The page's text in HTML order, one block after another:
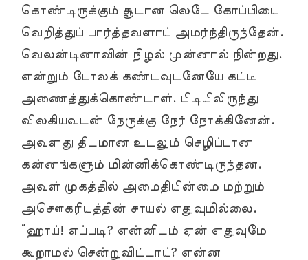
கொண்டிருக்கும் சூடான லெடே கோப்பியை
வெறித்துப் பார்த்தவளாய் அமர்ந்திருந்தேன்.
வெலன்டினாவின் நிழல் முன்னால் நின்றது.
என்றும் போலக் கண்டவுடனேயே கட்டி
அணைத்துக்கொண்டாள். பிடியிலிருந்து
விலகியவுடன் நேருக்கு நேர் நோக்கினேன்.
அவளது திடமான உடலும் செழிப்பான
கன்னங்களும் மின்னிக்கொண்டிருந்தன.
அவள் முகத்தில் அமைதியின்மை மற்றும்
அசௌகரியத்தின் சாயல் எதுவுமில்லை.
“ஹாய்! எப்படி? என்னிடம் ஏன் எதுவுமே
கூறாமல் சென்றுவிட்டாய்? என்ன